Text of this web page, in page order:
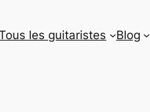
les guitaristes Blog